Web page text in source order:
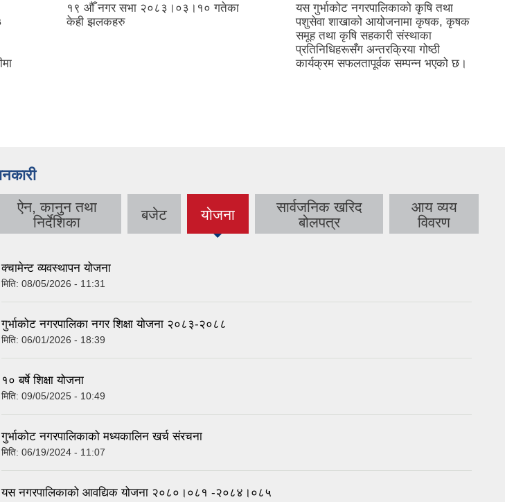
१९ ‍औँ नगर सभा २०८३।०३।१० गतेका
केही झलकहरु
यस गुर्भाकोट नगरपालिकाको कृषि तथा
पशुसेवा शाखाको आयोजनामा कृषक, कृषक
समूह तथा कृषि सहकारी संस्थाका
प्रतिनिधिहरूसँग अन्तरक्रिया गोष्ठी
कार्यक्रम सफलतापूर्वक सम्पन्न भएको छ।
ऐन, कानुन तथा
निर्देशिका
बजेट योजना
(active
tab)
सार्वजनिक खरिद
बोलपत्र
आय व्यय
विवरण
क्चामेन्ट व्यवस्थापन योजना
मिति: 08/05/2026 - 11:31
गुर्भाकोट नगरपालिका नगर शिक्षा योजना २०८३-२०८८
मिति: 06/01/2026 - 18:39
१० बर्षे शिक्षा योजना
मिति: 09/05/2025 - 10:49
गुर्भाकोट नगरपालिकाको मध्यकालिन खर्च संरचना
मिति: 06/19/2024 - 11:07
यस नगरपालिकाको आवद्यिक योजना २०८०।०८१ -२०८४।०८५